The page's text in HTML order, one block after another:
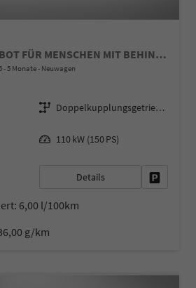
Monte Carlo ANGEBOT FÜR MENSCHEN MIT BEHINDERUNG AB 50%! 1.5 TSI 150PS DSG/AUTOMATIK, 16" Alu, METALLIC/Dach Schwarz, Bi-LED-Scheinwerfer, Parksensoren vo/hi, Rückfahrkamera, Kessy, Climatronic, SunSet, Sport-M-Lederlenkrad beheizt, Infotainment 8", Smart Link, NSW
- 5 Monate Neuwagen
Getriebe
Doppelkupplungsgetriebe (DSG)
110 kW (150 PS)
Details
6,00 l/100km
g/km